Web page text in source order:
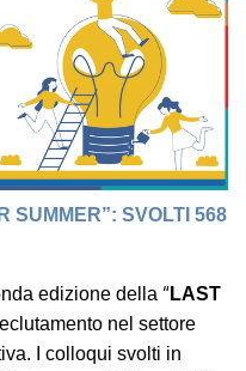
SUMMER”: SVOLTI 568
edizione della “LAST
nel settore
I colloqui svolti in